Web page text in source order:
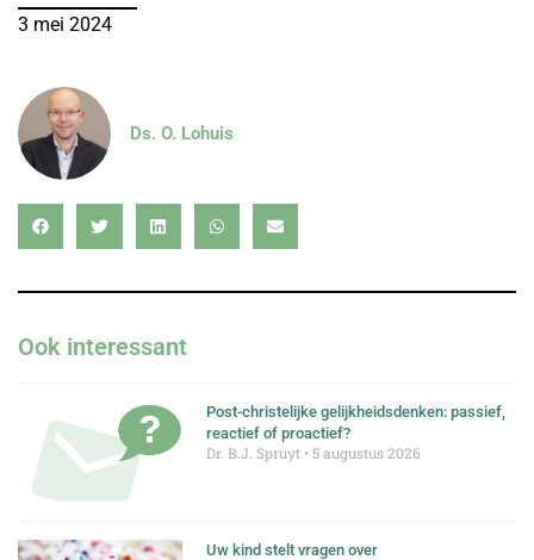
3 mei 2024
Ds. O. Lohuis
Ook interessant
Post-christelijke gelijkheidsdenken: passief,
reactief of proactief?
Dr. B.J. Spruyt 5 augustus 2026
Uw kind stelt vragen over